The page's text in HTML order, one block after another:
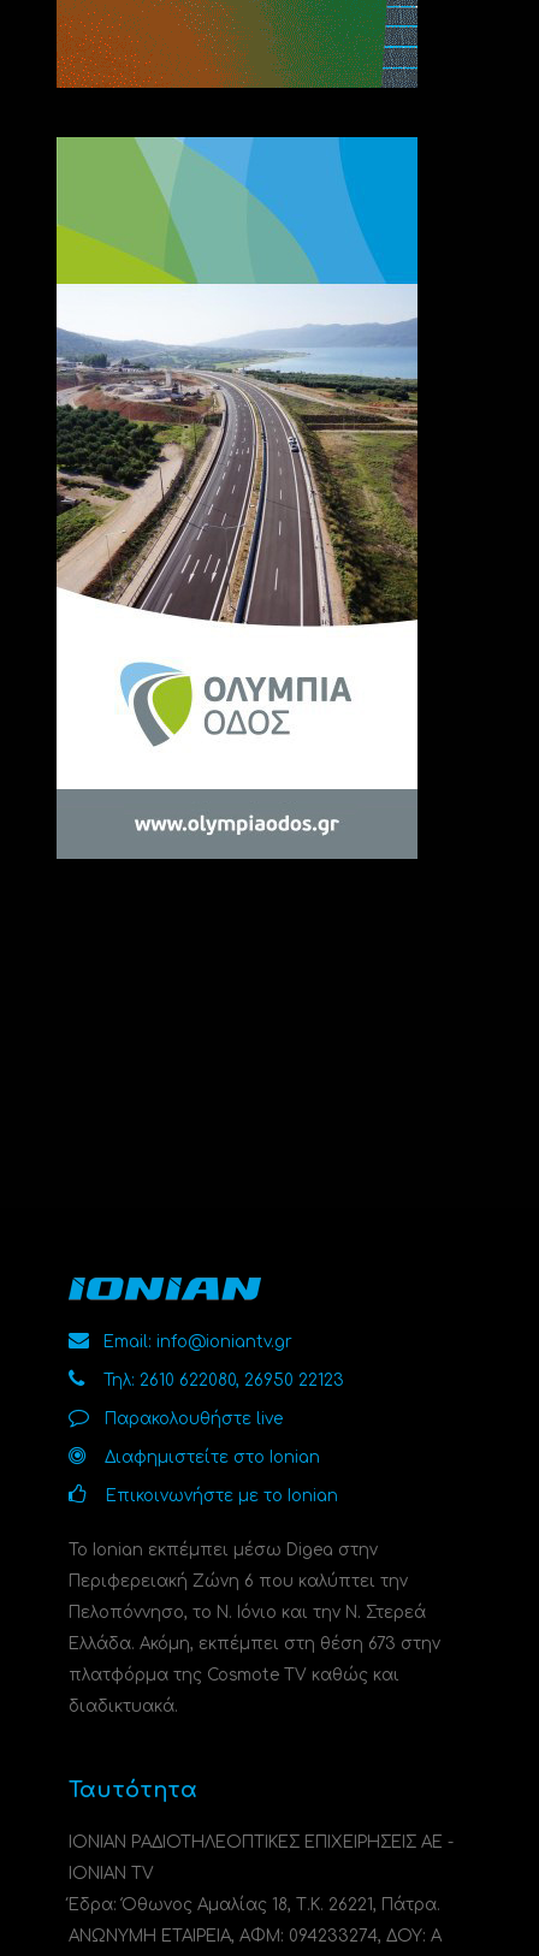
Email: info@ioniantv.gr
Τηλ: 2610 622080, 26950 22123
Παρακολουθήστε live
Διαφημιστείτε στο Ionian
Επικοινωνήστε με το Ionian
Το Ionian εκπέμπει μέσω Digea στην
Περιφερειακή Ζώνη 6 που καλύπτει την
Πελοπόννησο, το N. Ιόνιο και την Ν. Στερεά
Ελλάδα. Ακόμη, εκπέμπει στη θέση 673 στην
πλατφόρμα της Cosmote TV καθώς και
διαδικτυακά.
Ταυτότητα
ΙΟΝΙΑΝ ΡΑΔΙΟΤΗΛΕΟΠΤΙΚΕΣ ΕΠΙΧΕΙΡΗΣΕΙΣ ΑΕ -
IONIAN TV
Έδρα: Όθωνος Αμαλίας 18, Τ.Κ. 26221, Πάτρα.
ΑΝΩΝΥΜΗ ΕΤΑΙΡΕΙΑ, ΑΦΜ: 094233274, ΔΟΥ: A